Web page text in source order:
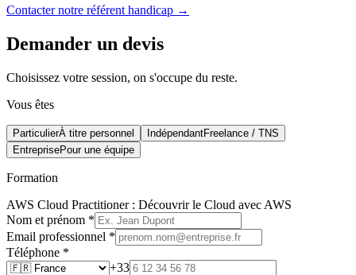
Contacter notre référent handicap →
Demander un devis
Choisissez votre session, on s'occupe du reste.
Vous êtes
ParticulierÀ titre personnel IndépendantFreelance / TNS
EntreprisePour une équipe
Formation
AWS Cloud Practitioner : Découvrir le Cloud avec AWS
Nom et prénom *
Email professionnel *
Téléphone *
+33